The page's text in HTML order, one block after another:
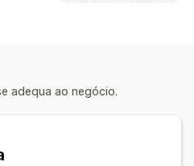
multimédia
desportivos
adequa ao negócio.